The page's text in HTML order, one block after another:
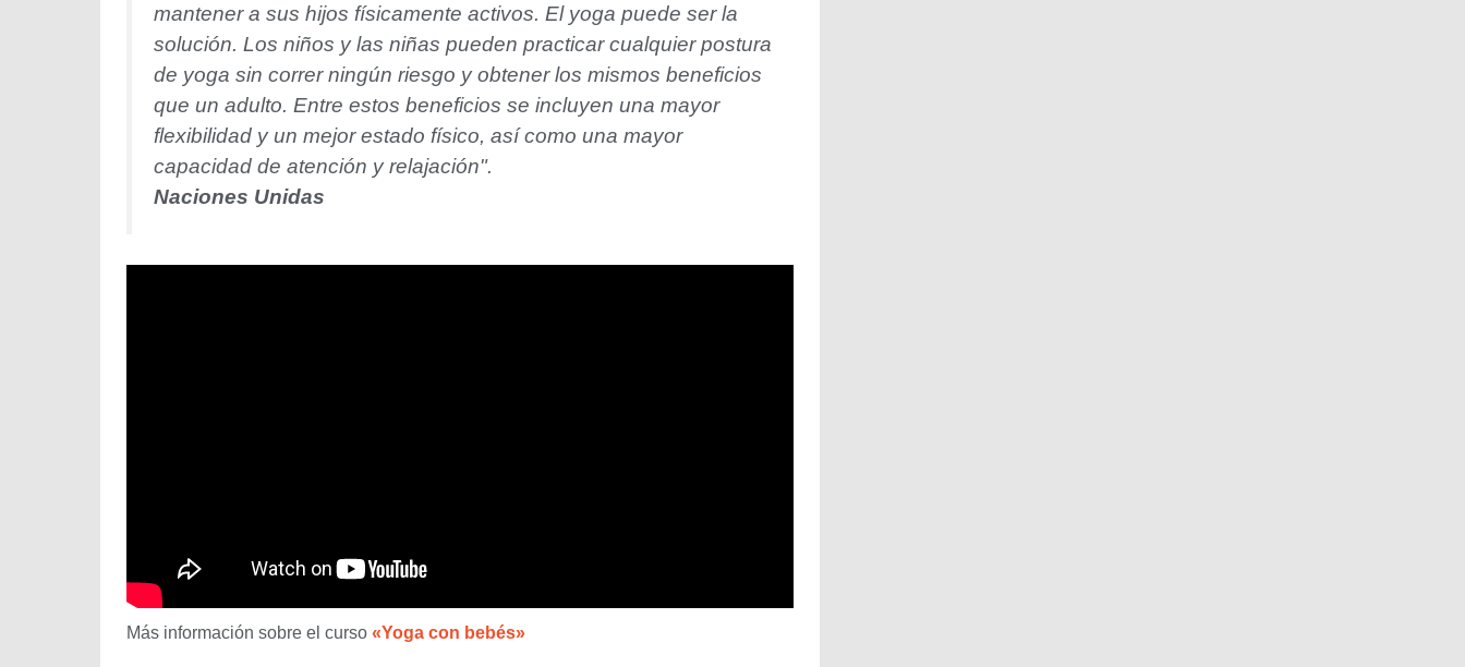
mantener a sus hijos físicamente activos. El yoga puede ser la
solución. Los niños y las niñas pueden practicar cualquier postura
de yoga sin correr ningún riesgo y obtener los mismos beneficios
que un adulto. Entre estos beneficios se incluyen una mayor
flexibilidad y un mejor estado físico, así como una mayor
capacidad de atención y relajación".
Naciones Unidas
Más información sobre el curso «Yoga con bebés»